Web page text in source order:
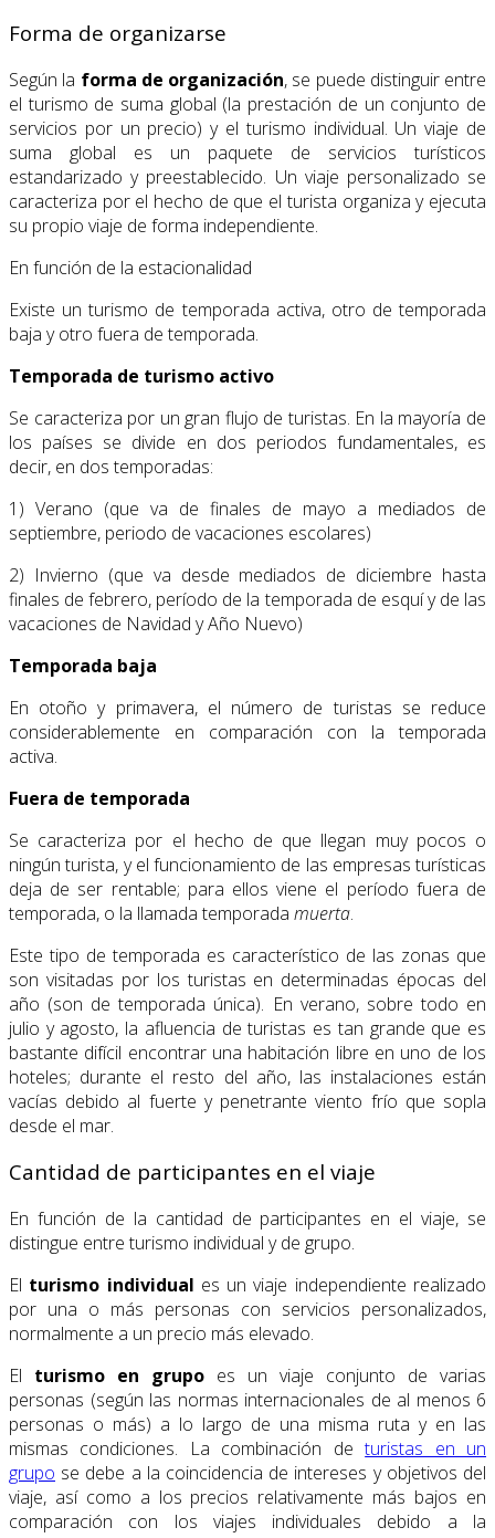
Forma de organizarse
Según la forma de organización, se puede distinguir entre
el turismo de suma global (la prestación de un conjunto de
servicios por un precio) y el turismo individual. Un viaje de
suma global es un paquete de servicios turísticos
estandarizado y preestablecido. Un viaje personalizado se
caracteriza por el hecho de que el turista organiza y ejecuta
su propio viaje de forma independiente.
En función de la estacionalidad
Existe un turismo de temporada activa, otro de temporada
baja y otro fuera de temporada.
Temporada de turismo activo
Se caracteriza por un gran flujo de turistas. En la mayoría de
los países se divide en dos periodos fundamentales, es
decir, en dos temporadas:
1) Verano (que va de finales de mayo a mediados de
septiembre, periodo de vacaciones escolares)
2) Invierno (que va desde mediados de diciembre hasta
finales de febrero, período de la temporada de esquí y de las
vacaciones de Navidad y Año Nuevo)
Temporada baja
En otoño y primavera, el número de turistas se reduce
considerablemente en comparación con la temporada
activa.
Fuera de temporada
Se caracteriza por el hecho de que llegan muy pocos o
ningún turista, y el funcionamiento de las empresas turísticas
deja de ser rentable; para ellos viene el período fuera de
temporada, o la llamada temporada muerta.
Este tipo de temporada es característico de las zonas que
son visitadas por los turistas en determinadas épocas del
año (son de temporada única). En verano, sobre todo en
julio y agosto, la afluencia de turistas es tan grande que es
bastante difícil encontrar una habitación libre en uno de los
hoteles; durante el resto del año, las instalaciones están
vacías debido al fuerte y penetrante viento frío que sopla
desde el mar.
Cantidad de participantes en el viaje
En función de la cantidad de participantes en el viaje, se
distingue entre turismo individual y de grupo.
El turismo individual es un viaje independiente realizado
por una o más personas con servicios personalizados,
normalmente a un precio más elevado.
El turismo en grupo es un viaje conjunto de varias
personas (según las normas internacionales de al menos 6
personas o más) a lo largo de una misma ruta y en las
mismas condiciones. La combinación deturistas en un
grupo se debe a la coincidencia de intereses y objetivos del
viaje, así como a los precios relativamente más bajos en
comparación con los viajes individuales debido a la